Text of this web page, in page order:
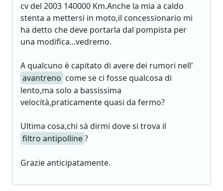
cv del 2003 140000 Km.Anche la mia a caldo
stenta a mettersi in moto,il concessionario mi
ha detto che deve portarla dal pompista per
una modifica...vedremo.
A qualcuno è capitato di avere dei rumori nell'
avantreno come se ci fosse qualcosa di
lento,ma solo a bassissima
velocità,praticamente quasi da fermo?
Ultima cosa,chi sà dirmi dove si trova il
filtro antipolline?
Grazie anticipatamente.